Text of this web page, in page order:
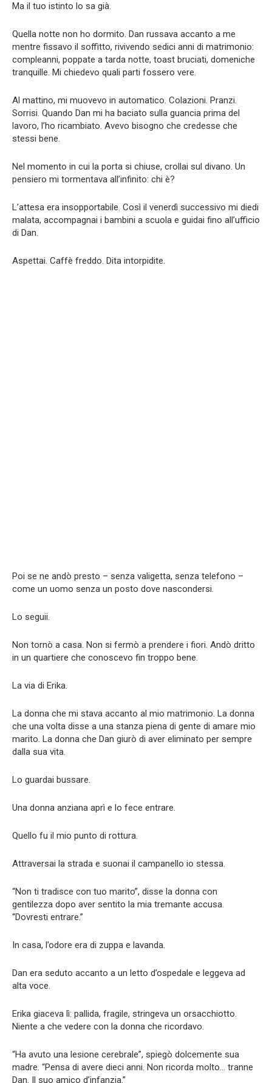
Ma il tuo istinto lo sa già.
Quella notte non ho dormito. Dan russava accanto a me
mentre fissavo il soffitto, rivivendo sedici anni di matrimonio:
compleanni, poppate a tarda notte, toast bruciati, domeniche
tranquille. Mi chiedevo quali parti fossero vere.
Al mattino, mi muovevo in automatico. Colazioni. Pranzi.
Sorrisi. Quando Dan mi ha baciato sulla guancia prima del
lavoro, l’ho ricambiato. Avevo bisogno che credesse che
stessi bene.
Nel momento in cui la porta si chiuse, crollai sul divano. Un
pensiero mi tormentava all’infinito: chi è?
L’attesa era insopportabile. Così il venerdì successivo mi diedi
malata, accompagnai i bambini a scuola e guidai fino all’ufficio
di Dan.
Aspettai. Caffè freddo. Dita intorpidite.
Poi se ne andò presto – senza valigetta, senza telefono –
come un uomo senza un posto dove nascondersi.
Lo seguii.
Non tornò a casa. Non si fermò a prendere i fiori. Andò dritto
in un quartiere che conoscevo fin troppo bene.
La via di Erika.
La donna che mi stava accanto al mio matrimonio. La donna
che una volta disse a una stanza piena di gente di amare mio
marito. La donna che Dan giurò di aver eliminato per sempre
dalla sua vita.
Lo guardai bussare.
Una donna anziana aprì e lo fece entrare.
Quello fu il mio punto di rottura.
Attraversai la strada e suonai il campanello io stessa.
“Non ti tradisce con tuo marito”, disse la donna con
gentilezza dopo aver sentito la mia tremante accusa.
“Dovresti entrare.”
In casa, l’odore era di zuppa e lavanda.
Dan era seduto accanto a un letto d’ospedale e leggeva ad
alta voce.
Erika giaceva lì: pallida, fragile, stringeva un orsacchiotto.
Niente a che vedere con la donna che ricordavo.
“Ha avuto una lesione cerebrale”, spiegò dolcemente sua
madre. “Pensa di avere dieci anni. Non ricorda molto… tranne
Dan. Il suo amico d’infanzia.”